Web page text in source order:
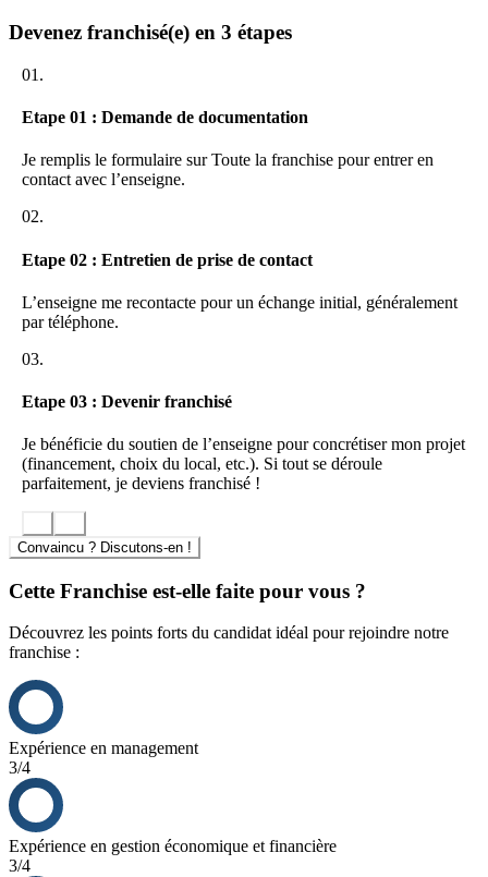
Poêles et inserts à granulés
Ballons thermodynamiques
L’isolation des combles
DES SECTEURS QUI OFFRENT DE BELLES
large représente un chiffre d’affaires de51 milliards d’eurosen
France, selon l’Habitascope 2014. Le marché des énergies
renouvelables connait également une évolution édifiante.
ménages français. C’est pourquoi, ces derniers se tournent vers des
solutions plus économiques et durables et moins énergivores.
REJOINDRE NOTRE RESEAU
Si vous souhaitez que la philosophie de votre entreprise soit
de faire de la simplicité l’excellence, vous êtes au bon endroit
Si vous souhaitez apporter de la plus-value à vos clients
aurez la possibilité de vous développer à nos côtés de manière
L’objectif est la satisfaction d’une clientèle ciblée, leurs projets
deviennent notre priorité.
Devenez franchisé(e) en 3 étapes
01.
Etape 01 : Demande de documentation
Je remplis le formulaire sur Toute la franchise pour entrer en
contact avec l’enseigne.
02.
Etape 02 : Entretien de prise de contact
L’enseigne me recontacte pour un échange initial, généralement
par téléphone.
03.
Etape 03 : Devenir franchisé
Je bénéficie du soutien de l’enseigne pour concrétiser mon projet
(financement, choix du local, etc.). Si tout se déroule
parfaitement, je deviens franchisé !
Convaincu ? Discutons-en !
Cette Franchise est-elle faite pour vous ?
Découvrez les points forts du candidat idéal pour rejoindre notre
franchise :
Expérience en management
3/4
Expérience en gestion économique et financière
3/4